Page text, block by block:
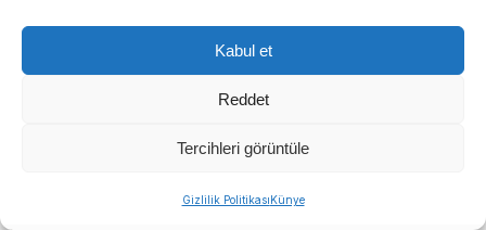
Kabul et
Reddet
Tercihleri görüntüle
Gizlilik PolitikasıKünye
’30’dan fazla belediye
Menderes Belediyesi’nde